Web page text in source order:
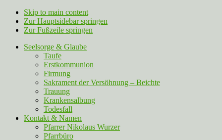
Skip to main content
Zur Hauptsidebar springen
Zur Fußzeile springen
Seelsorge & Glaube
Taufe
Erstkommunion
Firmung
Sakrament der Versöhnung – Beichte
Trauung
Krankensalbung
Todesfall
Kontakt & Namen
Pfarrer Nikolaus Wurzer
Pfarrbüro